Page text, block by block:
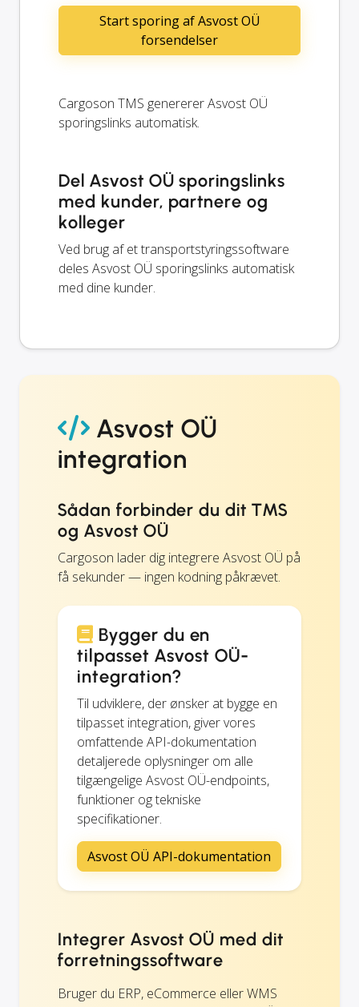
Start sporing af Asvost OÜ
forsendelser
Cargoson TMS genererer Asvost OÜ
sporingslinks automatisk.
Del Asvost OÜ sporingslinks
med kunder, partnere og
kolleger
Ved brug af et transportstyringssoftware
deles Asvost OÜ sporingslinks automatisk
med dine kunder.
Asvost OÜ
integration
Sådan forbinder du dit TMS
og Asvost OÜ
Cargoson lader dig integrere Asvost OÜ på
få sekunder — ingen kodning påkrævet.
Bygger du en
tilpasset Asvost OÜ-
integration?
Til udviklere, der ønsker at bygge en
tilpasset integration, giver vores
omfattende API-dokumentation
detaljerede oplysninger om alle
tilgængelige Asvost OÜ-endpoints,
funktioner og tekniske
specifikationer.
Asvost OÜ API-dokumentation
Integrer Asvost OÜ med dit
forretningssoftware
Bruger du ERP, eCommerce eller WMS